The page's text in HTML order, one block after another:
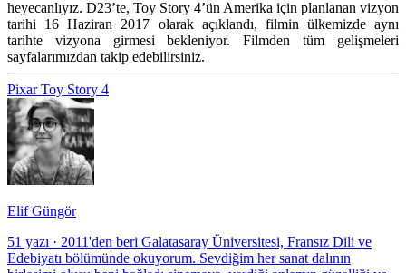
heyecanlıyız. D23’te, Toy Story 4’ün Amerika için planlanan vizyon
tarihi 16 Haziran 2017 olarak açıklandı, filmin ülkemizde aynı
tarihte vizyona girmesi bekleniyor. Filmden tüm gelişmeleri
sayfalarımızdan takip edebilirsiniz.
PixarToy Story 4
Elif Güngör
51 yazı · 2011'den beri Galatasaray Üniversitesi, Fransız Dili ve
Edebiyatı bölümünde okuyorum. Sevdiğim her sanat dalının